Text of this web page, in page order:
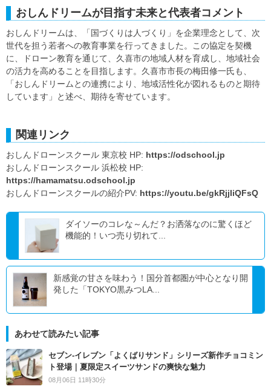
おしんドリームが目指す未来と代表者コメント
おしんドリームは、「国づくりは人づくり」を企業理念として、次
世代を担う若者への教育事業を行ってきました。この協定を契機
に、ドローン教育を通じて、久喜市の地域人材を育成し、地域社会
の活力を高めることを目指します。久喜市市長の梅田修一氏も、
「おしんドリームとの連携により、地域活性化が図れるものと期待
しています」と述べ、期待を寄せています。
関連リンク
おしんドローンスクール 東京校 HP: https://odschool.jp
おしんドローンスクール 浜松校 HP:
https://hamamatsu.odschool.jp
おしんドローンスクールの紹介PV: https://youtu.be/gkRjjIiQFsQ
ダイソーのコレな～んだ？お洒落なのに驚くほど
機能的！いつ売り切れて...
新感覚の甘さを味わう！国分首都圏が中心となり開
発した「TOKYO黒みつLA...
あわせて読みたい記事
セブン‐イレブン「よくばりサンド」シリーズ新作チョコミン
ト登場｜夏限定スイーツサンドの爽快な魅力
08月06日 11時30分